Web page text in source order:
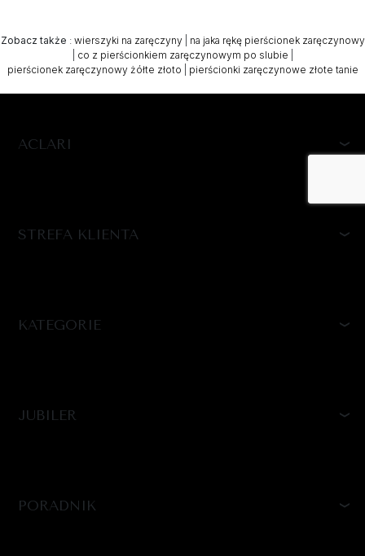
Zobacz także : wierszyki na zaręczyny| na jaka rękę pierścionek zaręczynowy
co z pierścionkiem zaręczynowym po slubie
pierścionek zaręczynowy żółte złoto
pierścionki zaręczynowe złote tanie
ACLARI
STREFA KLIENTA
KATEGORIE
JUBILER
PORADNIK